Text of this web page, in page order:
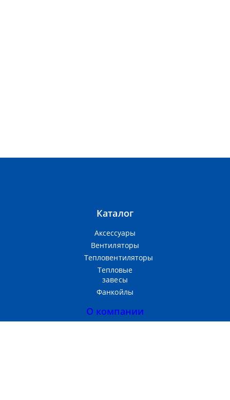
Каталог
Аксессуары
Вентиляторы
Тепловентиляторы
Тепловые
завесы
Фанкойлы
О компании